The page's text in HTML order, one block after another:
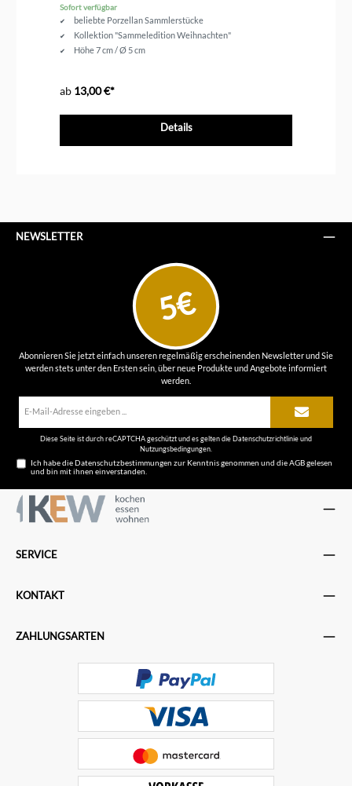
Sofort verfügbar
beliebte Porzellan Sammlerstücke
Kollektion "Sammeledition Weihnachten"
Höhe 7 cm / Ø 5 cm
ab 13,00 €*
Details
NEWSLETTER
5€
Abonnieren Sie jetzt einfach unseren regelmäßig erscheinenden Newsletter und Sie
werden stets unter den Ersten sein, über neue Produkte und Angebote informiert
werden.
Diese Seite ist durch reCAPTCHA geschützt und es gelten dieDatenschutzrichtlinieund
Nutzungsbedingungen
Ich habe dieDatenschutzbestimmungen zur Kenntnis genommen und dieAGBgelesen
und bin mit ihnen einverstanden.
SERVICE
KONTAKT
ZAHLUNGSARTEN